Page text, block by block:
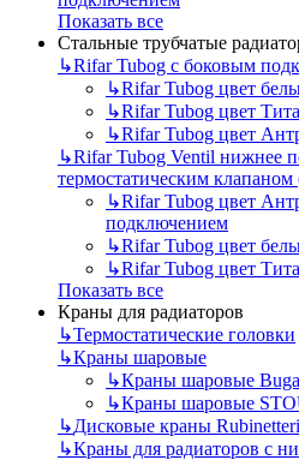
Показать все
Стальные трубчатые
↳Rifar Tubog с боковым
↳Rifar Tubog цвет
↳Rifar Tubog цвет
↳Rifar Tubog цвет
↳Rifar Tubog Ventil нижнее
термостатическим
↳Rifar Tubog цвет
подключением
↳Rifar Tubog цвет
↳Rifar Tubog цвет
Показать все
Краны для радиаторов
↳Термостатические головки
↳Краны шаровые
↳Краны шаровые
↳Краны шаровые
↳Дисковые краны
↳Краны для радиаторов с